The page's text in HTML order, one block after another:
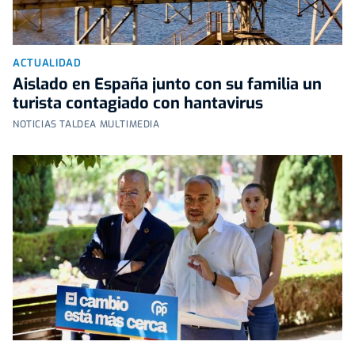
ACTUALIDAD
Aislado en España junto con su familia un
turista contagiado con hantavirus
NOTICIAS TALDEA MULTIMEDIA